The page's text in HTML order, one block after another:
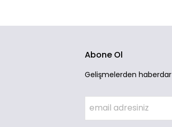
Abone Ol
Gelişmelerden